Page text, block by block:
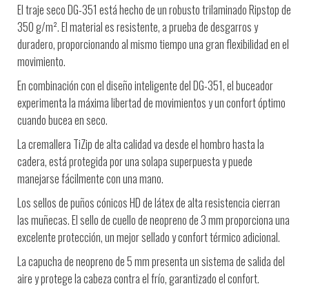
El traje seco DG-351 está hecho de un robusto trilaminado Ripstop de
350 g/m². El material es resistente, a prueba de desgarros y
duradero, proporcionando al mismo tiempo una gran flexibilidad en el
movimiento.
En combinación con el diseño inteligente del DG-351, el buceador
experimenta la máxima libertad de movimientos y un confort óptimo
cuando bucea en seco.
La cremallera TiZip de alta calidad va desde el hombro hasta la
cadera, está protegida por una solapa superpuesta y puede
manejarse fácilmente con una mano.
Los sellos de puños cónicos HD de látex de alta resistencia cierran
las muñecas. El sello de cuello de neopreno de 3 mm proporciona una
excelente protección, un mejor sellado y confort térmico adicional.
La capucha de neopreno de 5 mm presenta un sistema de salida del
aire y protege la cabeza contra el frío, garantizado el confort.